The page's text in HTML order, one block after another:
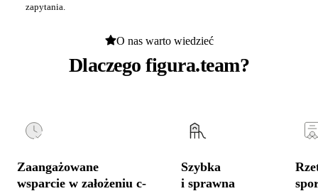
zapytania.
O nas warto wiedzieć
Dlaczego figura.team?
Zaangażowane
wsparcie w założeniu c-
Szybka
i sprawna